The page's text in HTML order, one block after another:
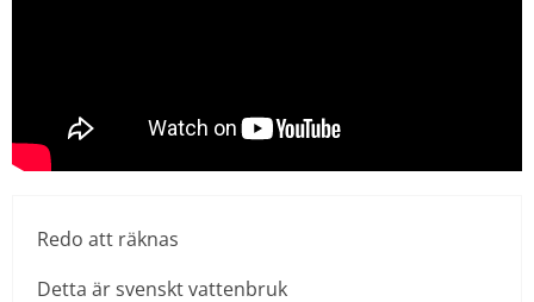
Redo att räknas
Detta är svenskt vattenbruk